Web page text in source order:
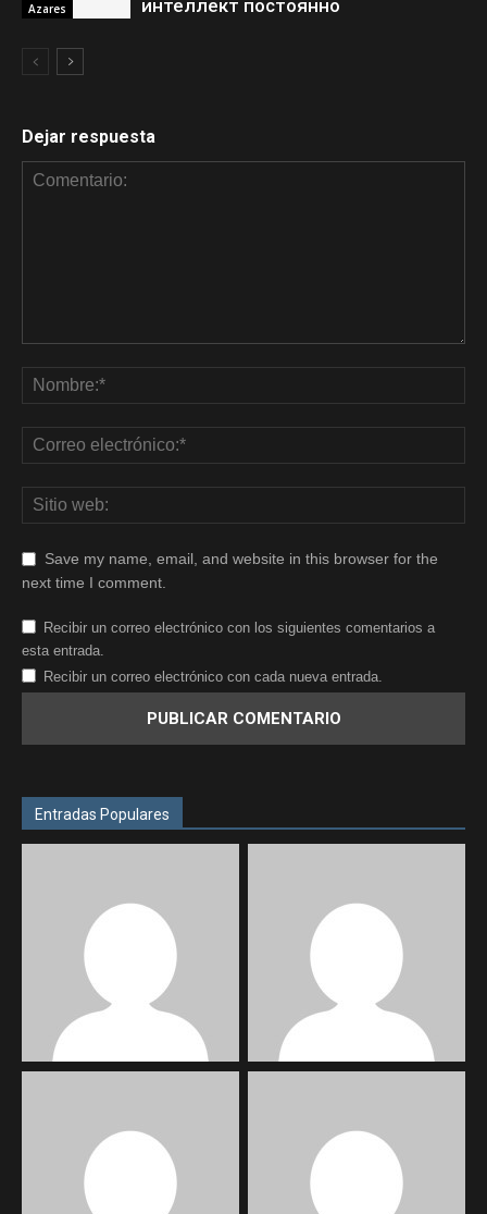
Azares интеллект постоянно
Dejar respuesta
Save my name, email, and website in this browser for the
next time I comment.
Recibir un correo electrónico con los siguientes comentarios a
esta entrada.
Recibir un correo electrónico con cada nueva entrada.
Entradas Populares